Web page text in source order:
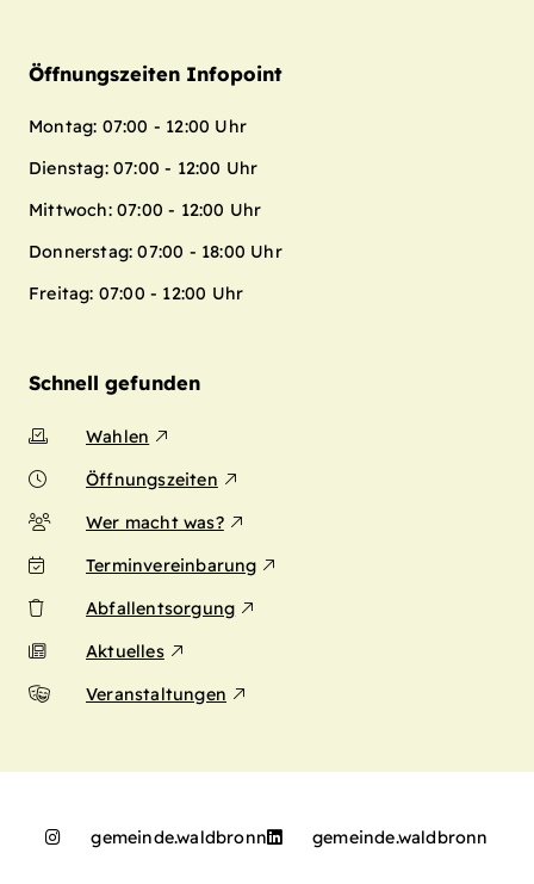
Öffnungszeiten Infopoint
Montag: 07:00 - 12:00 Uhr
Dienstag: 07:00 - 12:00 Uhr
Mittwoch: 07:00 - 12:00 Uhr
Donnerstag: 07:00 - 18:00 Uhr
Freitag: 07:00 - 12:00 Uhr
Schnell gefunden
Wahlen
Öffnungszeiten
Wer macht was?
Terminvereinbarung
Abfallentsorgung
Aktuelles
Veranstaltungen
gemeinde.waldbronn gemeinde.waldbronn